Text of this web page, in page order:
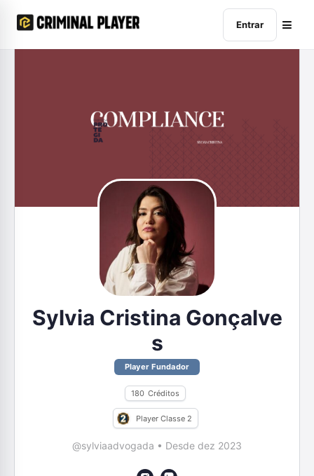
Entrar
Sylvia Cristina Gonçalve
s
Player Fundador
180 Créditos
Player Classe 2
@sylviaadvogada • Desde dez 2023